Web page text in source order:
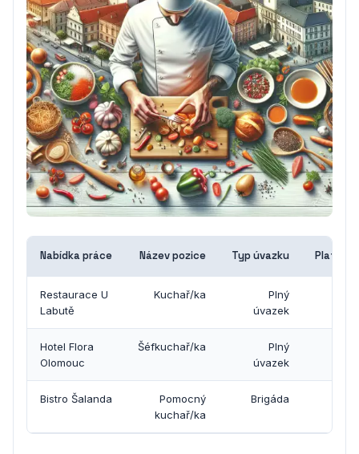
Nabídka práce Název pozice Typ úvazku Platové
Restaurace U
Labutě
Kuchař/ka
Plný
úvazek
Hotel Flora
Olomouc
Šéfkuchař/ka
Plný
úvazek
Bistro Šalanda
Pomocný
kuchař/ka
Brigáda